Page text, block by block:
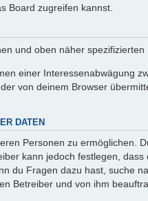
Board zugreifen kannst.
und oben näher
einer Interessenabwägung
von deinem Browser
DATEN
Personen zu ermöglichen.
kann jedoch festlegen,
du Fragen dazu hast, suche
Betreiber und von ihm